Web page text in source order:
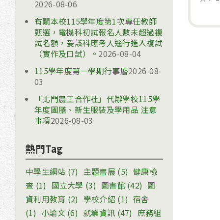
2026-08-06
有關本校115學年度第1次專任教師
甄選，電機科初試報名人數未超過複
試名額，爰該科應考人逕行進入複試
（實作及口試）。 2026-08-04
115學年度第一學期行事曆2026-08-
03
「北門農工合作社」代辦學校115學
年度團膳、新生服裝及學用品 注意
事項2026-08-03
熱門Tag
中學生網站 (7) 主題書展(5) 健康檢
查 (1) 國立大學 (3) 圖書館(42) 圖
資利用教育 (2) 學校介紹 (1) 宿舍
(1) 小論文(6) 就業資訊 (47) 庶務組